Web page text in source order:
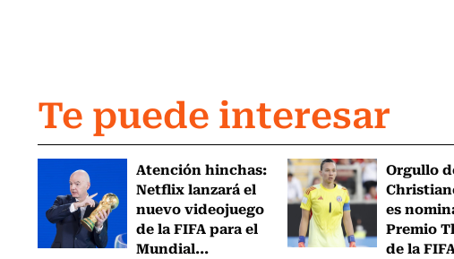
Te puede interesar
Atención hinchas:
Netflix lanzará el
nuevo videojuego
de la FIFA para el
Mundial...
Orgullo
es
Premio
de la